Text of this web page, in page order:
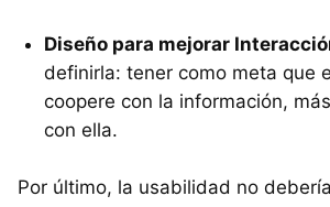
Diseño para mejorar
definirla: tener como meta que
coopere con la información,
con ella.
Por último, la usabilidad no